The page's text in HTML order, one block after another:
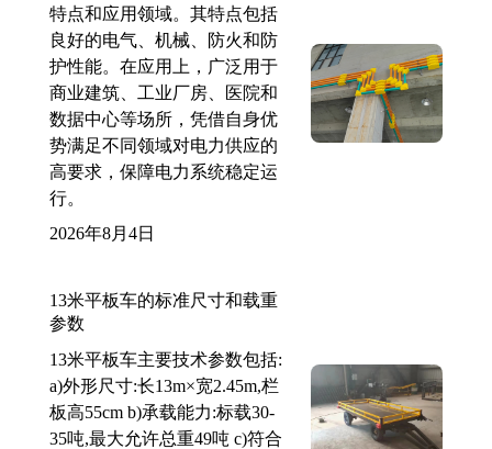
特点和应用领域。其特点包括
良好的电气、机械、防火和防
护性能。在应用上，广泛用于
商业建筑、工业厂房、医院和
数据中心等场所，凭借自身优
势满足不同领域对电力供应的
高要求，保障电力系统稳定运
行。
2026年8月4日
13米平板车的标准尺寸和载重
参数
13米平板车主要技术参数包括:
a)外形尺寸:长13m×宽2.45m,栏
板高55cm b)承载能力:标载30-
35吨,最大允许总重49吨 c)符合